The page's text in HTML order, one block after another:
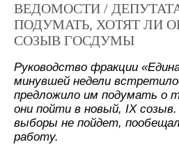
ВЕДОМОСТИ /
ПОДУМАТЬ, ХОТЯТ ЛИ
СОЗЫВ ГОСДУМЫ
Руководство фракции
минувшей недели
предложило им подумать о
они пойти в новый, IX
выборы не пойдет,
работу.